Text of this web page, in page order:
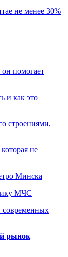
не менее 30%
помогает
и как это
строениями,
не
Минска
МЧС
современных
рынок